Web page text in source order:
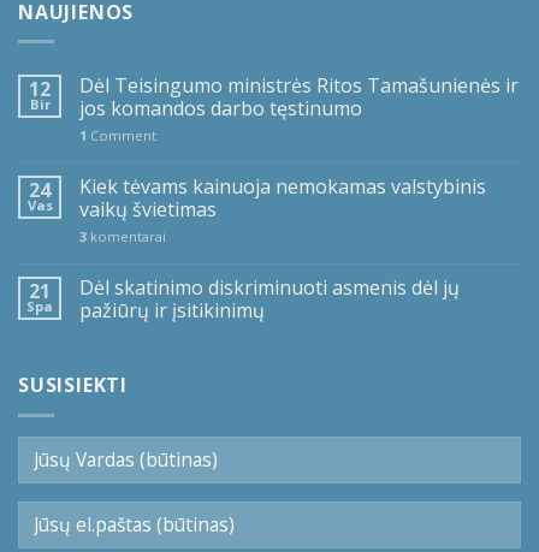
NAUJIENOS
12
Bir
Dėl Teisingumo ministrės Ritos Tamašunienės ir
jos komandos darbo tęstinumo
1 Comment
24
Vas
Kiek tėvams kainuoja nemokamas valstybinis
vaikų švietimas
3 komentarai
21
Spa
Dėl skatinimo diskriminuoti asmenis dėl jų
pažiūrų ir įsitikinimų
SUSISIEKTI